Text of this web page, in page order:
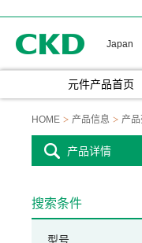
Japan
元件产品首页
HOME 产品信息 产
产品详情
搜索条件
型号